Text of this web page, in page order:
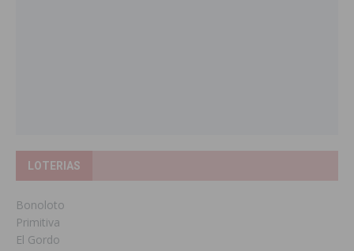
LOTERIAS
Bonoloto
Primitiva
El Gordo